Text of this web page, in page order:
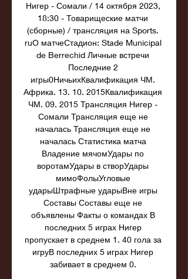
Нигер - Сомали / 14 октября 2023,
18:30 - Товарищеские матчи
(сборные) / трансляция на Sports.
ruО матчеСтадион: Stade Municipal
de Berrechid Личные встречи
Последние 2
игры0НичьихКвалификация ЧМ.
Африка. 13. 10. 2015Квалификация
ЧМ. 09. 2015 Трансляция Нигер -
Сомали Трансляция еще не
началась Трансляция еще не
началась Статистика матча
Владение мячомУдары по
воротамУдары в створУдары
мимоФолыУгловые
ударыШтрафные ударыВне игры
Составы Составы еще не
объявлены Факты о командах В
последних 5 играх Нигер
пропускает в среднем 1. 40 гола за
игруВ последних 5 играх Нигер
забивает в среднем 0.